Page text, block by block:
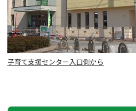
子育て支援センター入口側から